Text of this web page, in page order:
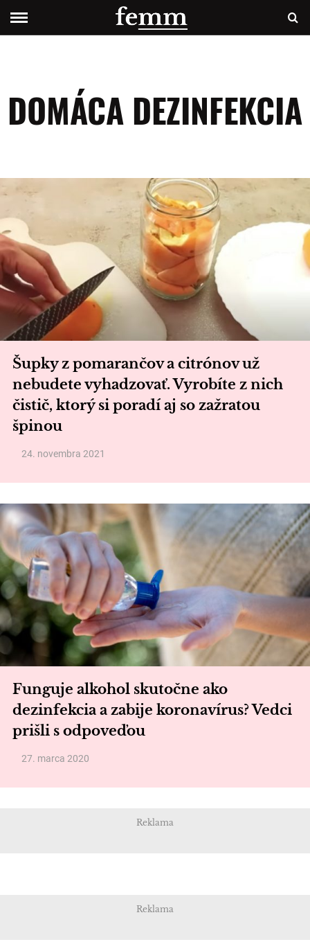
DOMÁCA DEZINFEKCIA
Šupky z pomarančov a citrónov už
nebudete vyhadzovať. Vyrobíte z nich
čistič, ktorý si poradí aj so zažratou
špinou
24. novembra 2021
Funguje alkohol skutočne ako
dezinfekcia a zabije koronavírus? Vedci
prišli s odpoveďou
27. marca 2020
Reklama
Reklama